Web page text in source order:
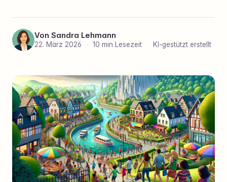
Von Sandra Lehmann
22. März 2026 · 10 min Lesezeit · KI-gestützt erstellt